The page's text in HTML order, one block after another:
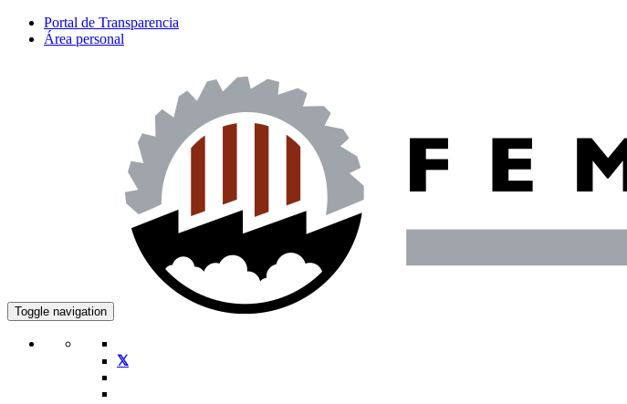
Portal de Transparencia
Área personal
Toggle navigation